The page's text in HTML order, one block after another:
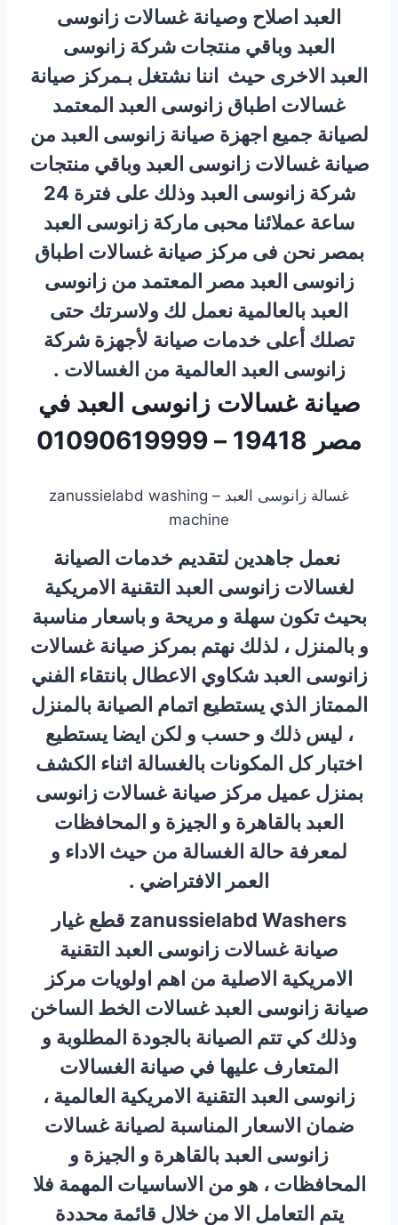
العبد اصلاح وصيانة غسالات زانوسى
العبد وباقي منتجات شركة زانوسى
العبد الاخرى حيث اننا نشتغل بـمركز صيانة
غسالات اطباق زانوسى العبد المعتمد
لصيانة جميع اجهزة صيانة زانوسى العبد من
صيانة غسالات زانوسى العبد وباقي منتجات
شركة زانوسى العبد وذلك على فترة 24
ساعة عملائنا محبى ماركة زانوسى العبد
بمصر نحن فى مركز صيانة غسالات اطباق
زانوسى العبد مصر المعتمد من زانوسى
العبد بالعالمية نعمل لك ولاسرتك حتى
تصلك أعلى خدمات صيانة لأجهزة شركة
زانوسى العبد العالمية من الغسالات .
صيانة غسالات زانوسى العبد في
مصر 19418 – 01090619999
غسالة زانوسى العبد – zanussielabd washing
machine
نعمل جاهدين لتقديم خدمات الصيانة
لغسالات زانوسى العبد التقنية الامريكية
بحيث تكون سهلة و مريحة و باسعار مناسبة
و بالمنزل ، لذلك نهتم بمركز صيانة غسالات
زانوسى العبد شكاوي الاعطال بانتقاء الفني
الممتاز الذي يستطيع اتمام الصيانة بالمنزل
، ليس ذلك و حسب و لكن ايضا يستطيع
اختبار كل المكونات بالغسالة اثناء الكشف
بمنزل عميل مركز صيانة غسالات زانوسى
العبد بالقاهرة و الجيزة و المحافظات
لمعرفة حالة الغسالة من حيث الاداء و
العمر الافتراضي .
zanussielabd Washers قطع غيار
صيانة غسالات زانوسى العبد التقنية
الامريكية الاصلية من اهم اولويات مركز
صيانة زانوسى العبد غسالات الخط الساخن
وذلك كي تتم الصيانة بالجودة المطلوبة و
المتعارف عليها في صيانة الغسالات
زانوسى العبد التقنية الامريكية العالمية ،
ضمان الاسعار المناسبة لصيانة غسالات
زانوسى العبد بالقاهرة و الجيزة و
المحافظات ، هو من الاساسيات المهمة فلا
يتم التعامل الا من خلال قائمة محددة